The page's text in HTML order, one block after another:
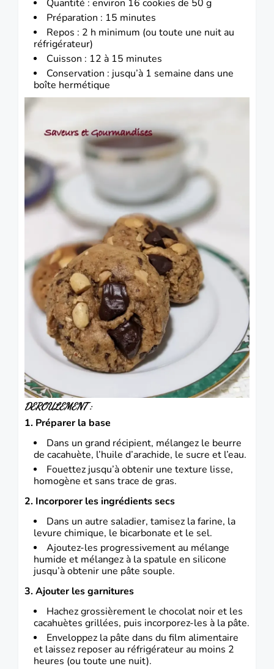
Quantité : environ 16 cookies de 50 g
Préparation : 15 minutes
Repos : 2 h minimum (ou toute une nuit au
réfrigérateur)
Cuisson : 12 à 15 minutes
Conservation : jusqu’à 1 semaine dans une
boîte hermétique
DEROULEMENT :
1. Préparer la base
Dans un grand récipient, mélangez le beurre
de cacahuète, l’huile d’arachide, le sucre et l’eau.
Fouettez jusqu’à obtenir une texture lisse,
homogène et sans trace de gras.
2. Incorporer les ingrédients secs
Dans un autre saladier, tamisez la farine, la
levure chimique, le bicarbonate et le sel.
Ajoutez-les progressivement au mélange
humide et mélangez à la spatule en silicone
jusqu’à obtenir une pâte souple.
3. Ajouter les garnitures
Hachez grossièrement le chocolat noir et les
cacahuètes grillées, puis incorporez-les à la pâte.
Enveloppez la pâte dans du film alimentaire
et laissez reposer au réfrigérateur au moins 2
heures (ou toute une nuit).